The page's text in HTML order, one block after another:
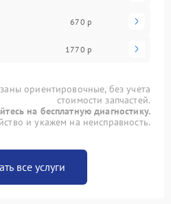
670 р
1770 р
ориентировочные, без учета
стоимости запчастей.
на бесплатную диагностику.
и укажем на неисправность.
все услуги